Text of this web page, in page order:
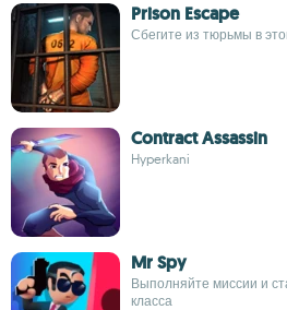
Prison Escape
Сбегите из тюрьмы в
Contract Assassin
Hyperkani
Mr Spy
Выполняйте миссии и
класса